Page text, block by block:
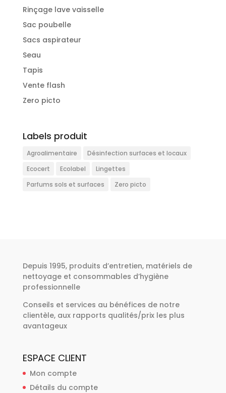
Rinçage lave vaisselle
Sac poubelle
Sacs aspirateur
Seau
Tapis
Vente flash
Zero picto
Labels produit
Agroalimentaire
Désinfection surfaces et locaux
Ecocert
Ecolabel
Lingettes
Parfums sols et surfaces
Zero picto
Depuis 1995, produits d’entretien, matériels de
nettoyage et consommables d’hygiène
professionnelle
Conseils et services au bénéfices de notre
clientèle, aux rapports qualités/prix les plus
avantageux
ESPACE CLIENT
Mon compte
Détails du compte